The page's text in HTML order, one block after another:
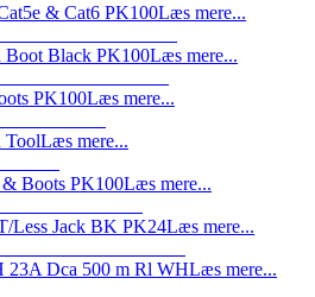
& Cat6 PK100Læs mere...
Boot Black PK100Læs mere...
PK100Læs mere...
ToolLæs mere...
& Boots PK100Læs mere...
Less Jack BK PK24Læs mere...
23A Dca 500 m Rl WHLæs mere...